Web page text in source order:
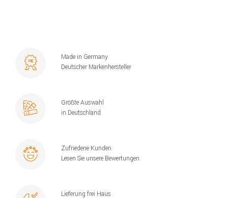
Made in Germany
Deutscher Markenhersteller
Größte Auswahl
in Deutschland
Zufriedene Kunden
Lesen Sie unsere Bewertungen
Lieferung frei Haus